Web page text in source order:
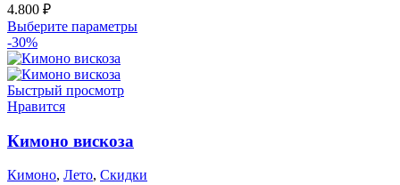
4.800 ₽
Выберите параметры
-30%
Быстрый просмотр
Нравится
Кимоно вискоза
Кимоно, Лето, Скидки